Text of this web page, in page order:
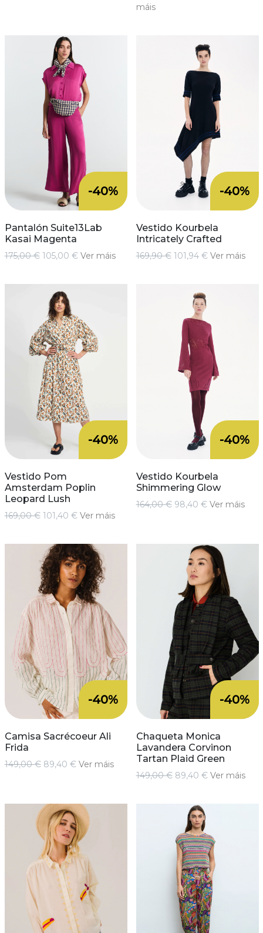
máis
-40%
Pantalón Suite13Lab
Kasai Magenta
175,00 € 105,00 € Ver máis
-40%
Vestido Kourbela
Intricately Crafted
169,90 € 101,94 € Ver máis
-40%
Vestido Pom
Amsterdam Poplin
Leopard Lush
169,00 € 101,40 € Ver máis
-40%
Vestido Kourbela
Shimmering Glow
164,00 € 98,40 € Ver máis
-40%
Camisa Sacrécoeur Ali
Frida
149,00 € 89,40 € Ver máis
-40%
Chaqueta Monica
Lavandera Corvinon
Tartan Plaid Green
149,00 € 89,40 € Ver máis